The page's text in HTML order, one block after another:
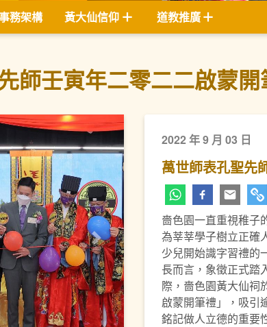
務架構 黃大仙信仰 道教推廣
師壬寅年二零二二啟蒙開
下一頁
2022 年 9 月 03 日
萬世師表孔聖先
嗇色園一直重視稚子
為莘莘學子樹立正確
少兒開始識字習禮的
長而言，象徵正式踏
際，嗇色園黃大仙祠
啟蒙開筆禮」，吸引
銘記做人立德的重要